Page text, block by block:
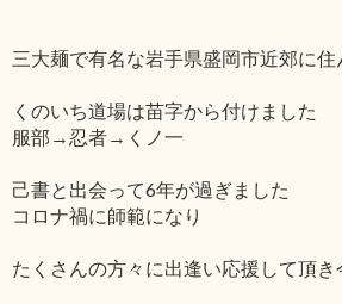
三大麺で有名な岩手県盛岡市近郊に住
くのいち道場は苗字から付けました
服部→忍者→くノ一
己書と出会って6年が過ぎました
コロナ禍に師範になり
たくさんの方々に出逢い応援して頂き